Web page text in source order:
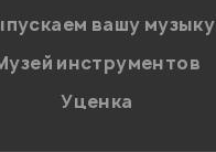
число:
вашу музыку
инструментов
Уценка